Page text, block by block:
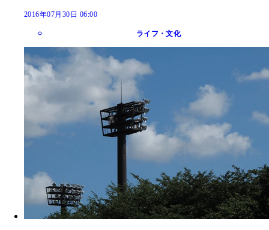
2016年07月30日 06:00
ライフ・文化